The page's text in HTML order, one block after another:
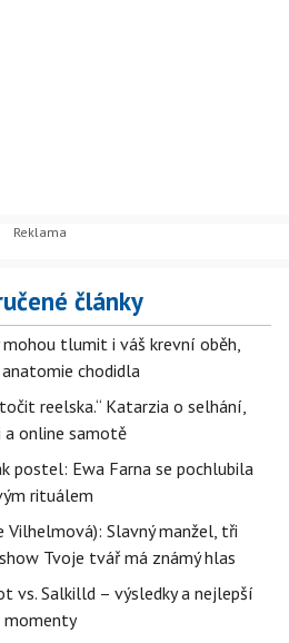
články
tlumit i váš krevní oběh,
chodidla
reelska.“ Katarzia o selhání,
a online samotě
postel: Ewa Farna se pochlubila
rituálem
Vilhelmová): Slavný manžel, tři
Tvoje tvář má známý hlas
vs. Salkilld – výsledky a nejlepší
momenty